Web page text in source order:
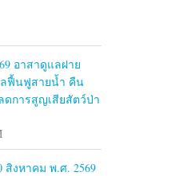
อาสาดูแลฝาย
ลฟื้นฟูสายน้ำ คืน
การสูญเสียสัตว์ป่า
สิงหาคม พ.ศ. 2569